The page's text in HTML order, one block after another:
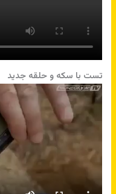
تست با سکه و حلقه جدید